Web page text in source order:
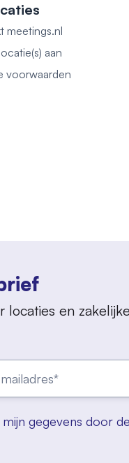
meetings.nl
aan
voorwaarden
locaties en zakelijke
gegevens door